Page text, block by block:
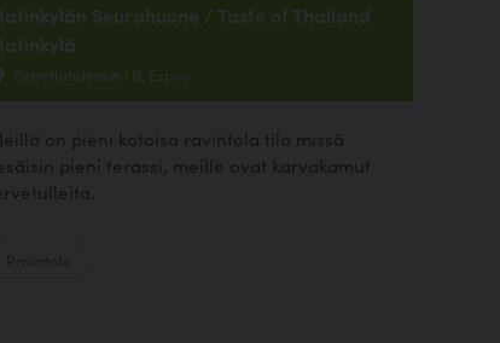
Seurahuone / Taste of Thailand
Sepetlahdentie 1 B, Espoo
on pieni kotoisa ravintola tila missä
pieni terassi, meille ovat karvakamut